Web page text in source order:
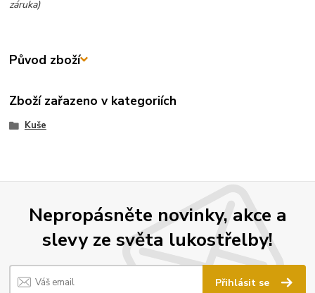
záruka)
Původ zboží
Zboží zařazeno v kategoriích
Kuše
Nepropásněte novinky, akce a
slevy ze světa lukostřelby!
Přihlásit se